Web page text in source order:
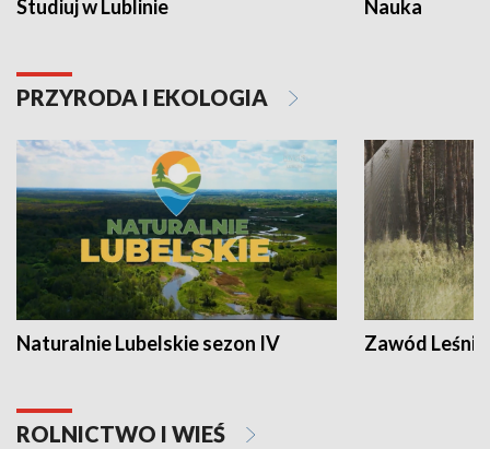
Studiuj w Lublinie Nauka
PRZYRODA I EKOLOGIA
Naturalnie Lubelskie sezon IV Zawód Leśnik
ROLNICTWO I WIEŚ